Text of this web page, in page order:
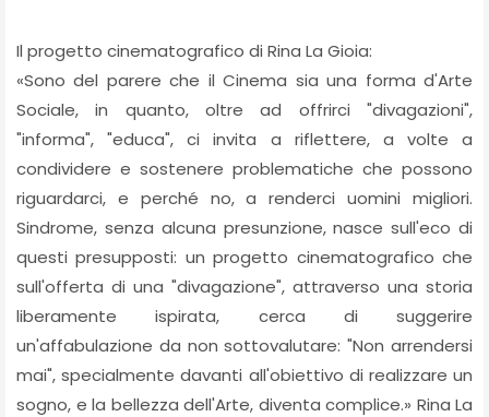
Il progetto cinematografico di Rina La Gioia:
«Sono del parere che il Cinema sia una forma d'Arte
Sociale, in quanto, oltre ad offrirci "divagazioni",
"informa", "educa", ci invita a riflettere, a volte a
condividere e sostenere problematiche che possono
riguardarci, e perché no, a renderci uomini migliori.
Sindrome, senza alcuna presunzione, nasce sull'eco di
questi presupposti: un progetto cinematografico che
sull'offerta di una "divagazione", attraverso una storia
liberamente ispirata, cerca di suggerire
un'affabulazione da non sottovalutare: "Non arrendersi
mai", specialmente davanti all'obiettivo di realizzare un
sogno, e la bellezza dell'Arte, diventa complice.» Rina La